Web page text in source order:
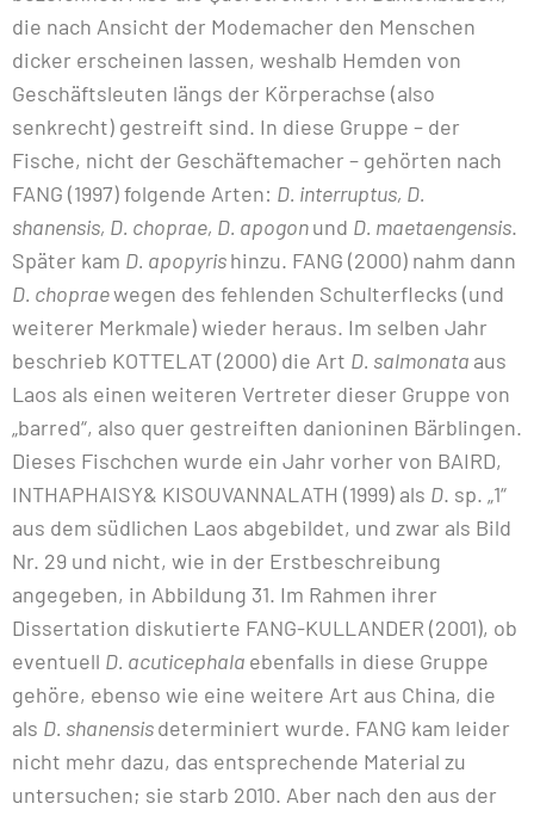
die nach Ansicht der Modemacher den Menschen
dicker erscheinen lassen, weshalb Hemden von
Geschäftsleuten längs der Körperachse (also
senkrecht) gestreift sind. In diese Gruppe – der
Fische, nicht der Geschäftemacher – gehörten nach
FANG (1997) folgende Arten: D. interruptus, D.
shanensis, D. choprae, D. apogonund D. maetaengensis.
Später kam D. apopyrishinzu. FANG (2000) nahm dann
D. chopraewegen des fehlenden Schulterflecks (und
weiterer Merkmale) wieder heraus. Im selben Jahr
beschrieb KOTTELAT (2000) die Art D. salmonata aus
Laos als einen weiteren Vertreter dieser Gruppe von
„barred“, also quer gestreiften danioninen Bärblingen.
Dieses Fischchen wurde ein Jahr vorher von BAIRD,
INTHAPHAISY& KISOUVANNALATH (1999) als D. sp. „1“
aus dem südlichen Laos abgebildet, und zwar als Bild
Nr. 29 und nicht, wie in der Erstbeschreibung
angegeben, in Abbildung 31. Im Rahmen ihrer
Dissertation diskutierte FANG-KULLANDER (2001), ob
eventuell D. acuticephala ebenfalls in diese Gruppe
gehöre, ebenso wie eine weitere Art aus China, die
als D. shanensisdeterminiert wurde. FANG kam leider
nicht mehr dazu, das entsprechende Material zu
untersuchen; sie starb 2010. Aber nach den aus der